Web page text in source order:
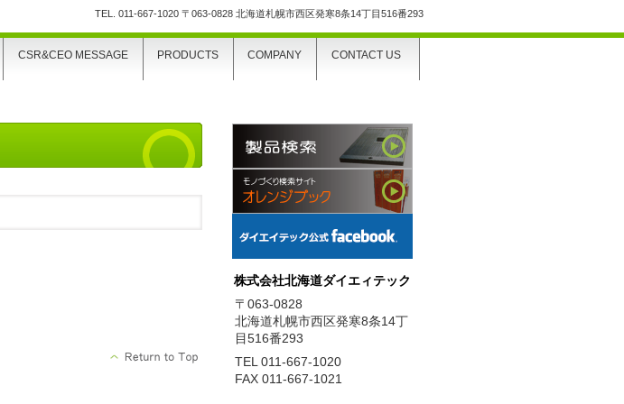
TEL. 011-667-1020 〒063-0828 北海道札幌市西区発寒8条14丁目516番293
CSR&CEO MESSAGE PRODUCTS COMPANY CONTACT US
株式会社北海道ダイエィテック
〒063-0828
北海道札幌市西区発寒8条14丁
目516番293
TEL 011-667-1020
FAX 011-667-1021